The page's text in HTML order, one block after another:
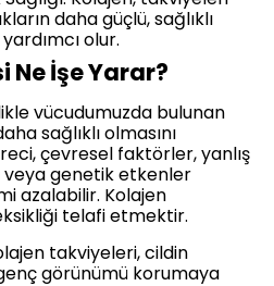
daha güçlü, sağlıklı
olur.
Ne İşe Yarar?
vücudumuzda bulunan
sağlıklı olmasını
çevresel faktörler, yanlış
veya genetik etkenler
azalabilir. Kolajen
telafi etmektir.
takviyeleri, cildin
görünümü korumaya